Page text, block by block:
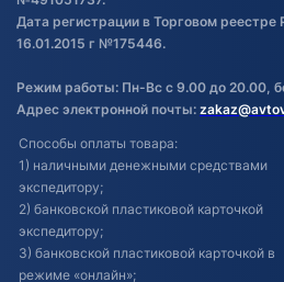
Дата регистрации в Торговом реестре
16.01.2015 г №175446.
Режим работы: Пн-Вс с 9.00 до 20.00,
Адрес электронной почты:
Способы оплаты товара:
1) наличными денежными средствами
экспедитору;
2) банковской пластиковой карточкой
экспедитору;
3) банковской пластиковой карточкой в
режиме «онлайн»;